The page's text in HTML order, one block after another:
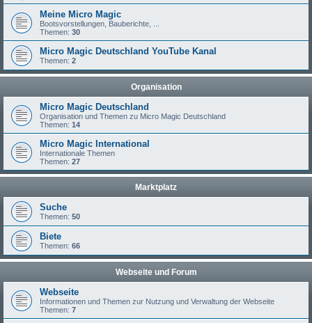
Meine Micro Magic
Bootsvorstellungen, Bauberichte, ...
Themen: 30
Micro Magic Deutschland YouTube Kanal
Themen: 2
Organisation
Micro Magic Deutschland
Organisation und Themen zu Micro Magic Deutschland
Themen: 14
Micro Magic International
Internationale Themen
Themen: 27
Marktplatz
Suche
Themen: 50
Biete
Themen: 66
Webseite und Forum
Webseite
Informationen und Themen zur Nutzung und Verwaltung der Webseite
Themen: 7